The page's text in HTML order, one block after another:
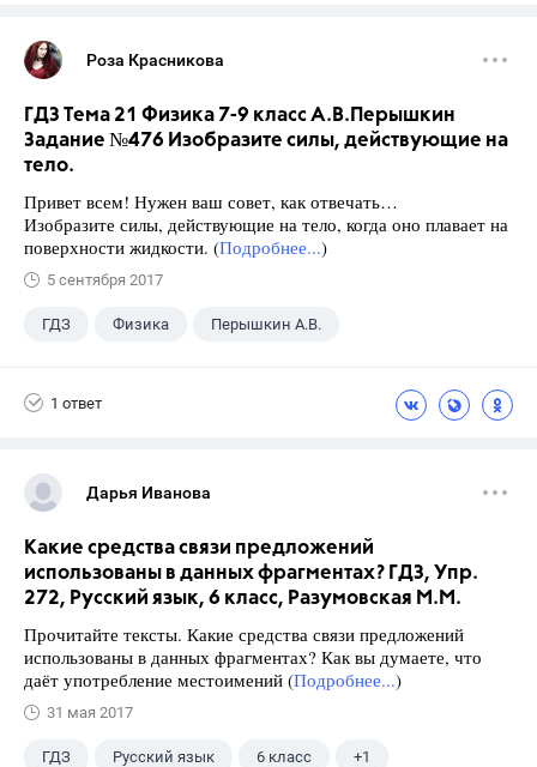
Роза Красникова
ГДЗ Тема 21 Физика 7-9 класс А.В.Перышкин
Задание №476 Изобразите силы, действующие на
тело.
Привет всем! Нужен ваш совет, как отвечать…
Изобразите силы, действующие на тело, когда оно плавает на
поверхности жидкости. (Подробнее...)
5 сентября 2017
ГДЗ Физика Перышкин А.В.
1 ответ
Дарья Иванова
Какие средства связи предложений
использованы в данных фрагментах? ГДЗ, Упр.
272, Русский язык, 6 класс, Разумовская М.М.
Прочитайте тексты. Какие средства связи предложений
использованы в данных фрагментах? Как вы думаете, что
даёт употребление местоимений (Подробнее...)
31 мая 2017
ГДЗ Русский язык 6 класс +1